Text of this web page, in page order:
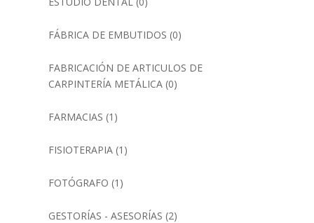
FÁBRICA DE EMBUTIDOS (0)
FABRICACIÓN DE ARTICULOS DE
CARPINTERÍA METÁLICA(0)
FARMACIAS (1)
FISIOTERAPIA(1)
FOTÓGRAFO (1)
GESTORÍAS - ASESORÍAS (2)